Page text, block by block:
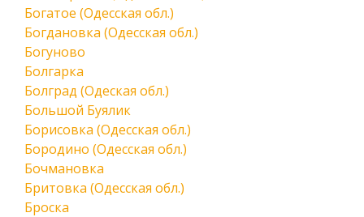
Богатое (Одесская обл.)
Богдановка (Одесская обл.)
Богуново
Болгарка
Болград (Одеская обл.)
Большой Буялик
Борисовка (Одесская обл.)
Бородино (Одесская обл.)
Бочмановка
Бритовка (Одесская обл.)
Броска